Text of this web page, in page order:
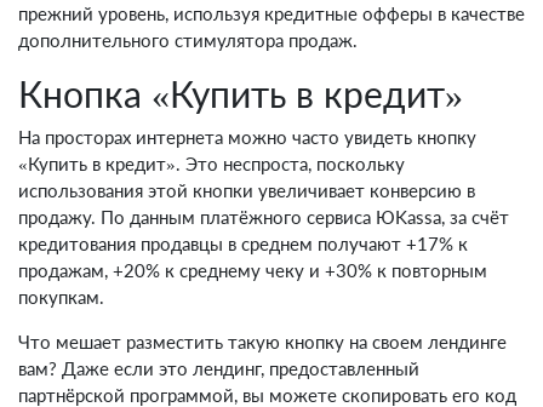
прежний уровень, используя кредитные офферы в качестве
дополнительного стимулятора продаж.
Кнопка «Купить в кредит»
На просторах интернета можно часто увидеть кнопку
«Купить в кредит». Это неспроста, поскольку
использования этой кнопки увеличивает конверсию в
продажу. По данным платёжного сервиса ЮKassa, за счёт
кредитования продавцы в среднем получают +17% к
продажам, +20% к среднему чеку и +30% к повторным
покупкам.
Что мешает разместить такую кнопку на своем лендинге
вам? Даже если это лендинг, предоставленный
партнёрской программой, вы можете скопировать его код